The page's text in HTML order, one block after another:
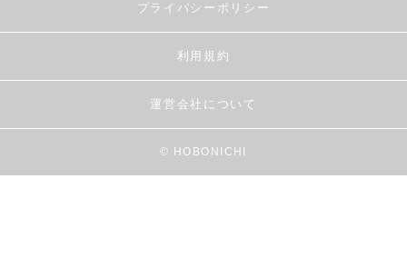
プライバシーポリシー
利用規約
運営会社について
© HOBONICHI